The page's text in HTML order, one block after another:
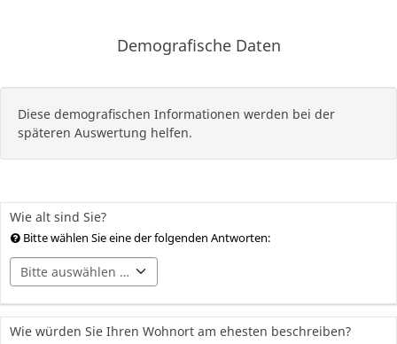
Demografische Daten
Diese demografischen Informationen werden bei der
späteren Auswertung helfen.
Wie alt sind Sie?
Bitte wählen Sie eine der folgenden Antworten:
Wie würden Sie Ihren Wohnort am ehesten beschreiben?